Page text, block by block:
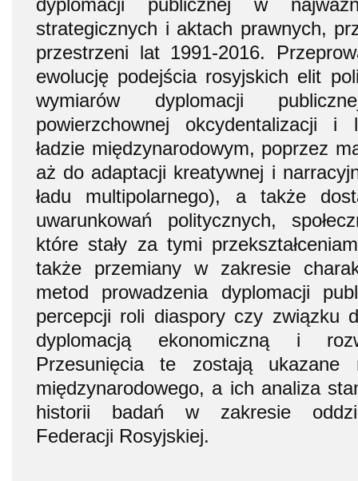
dyplomacji publicznej w
strategicznych i aktach prawnych,
przestrzeni lat 1991-2016.
ewolucję podejścia rosyjskich elit
wymiarów dyplomacji
powierzchownej okcydentalizacji i
ładzie międzynarodowym, poprzez
aż do adaptacji kreatywnej i
ładu multipolarnego), a także
uwarunkowań politycznych,
które stały za tymi
także przemiany w zakresie
metod prowadzenia dyplomacji
percepcji roli diaspory czy związku
dyplomacją ekonomiczną i
Przesunięcia te zostają
międzynarodowego, a ich analiza
historii badań w zakresie
Federacji Rosyjskiej.